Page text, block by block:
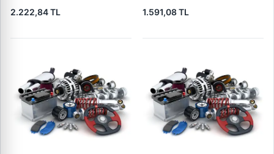
Modus 04> Duster 10>
Logan 04> Dokker 12> G:116
DELPHI LP5005EV | OEM
2.222,84 TL
(Arka Tek Teker) | SKF VKBP
80029 E | OEM BK21 2K021
1.591,08 TL